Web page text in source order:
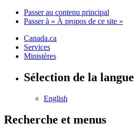
Passer au contenu principal
Passer à « À propos de ce site »
Canada.ca
Services
Ministères
Sélection de la langue
English
Recherche et menus